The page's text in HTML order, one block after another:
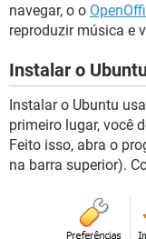
navegar, o o
reproduzir música e
Instalar o
Instalar o Ubuntu
primeiro lugar, você
Feito isso, abra o
na barra superior).